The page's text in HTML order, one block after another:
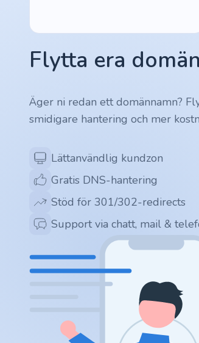
.gr
.app
.zone
.co
.no
Flytta era
Äger ni redan ett domännamn?
smidigare hantering och mer
Lättanvändlig kundzon
Gratis DNS-hantering
Stöd för 301/302-redirects
Support via chatt, mail &